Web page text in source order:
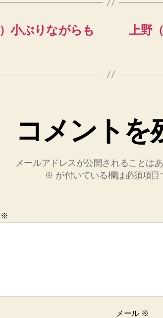
小ぶりながらも
上野
コメントを
メールアドレスが公開されることはあ
※ が付いている欄は必須項目
※
メール ※